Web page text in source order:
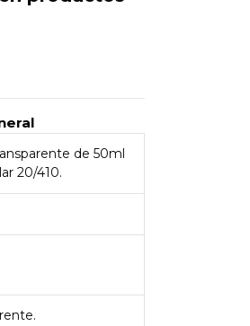
de 50ml
20/410.